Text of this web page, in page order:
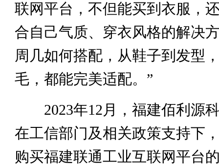
联网平台，不但能买到衣服，
合自己气质、穿衣风格的解决
周几如何搭配，从鞋子到发型
毛，都能完美适配。”
2023年12月，福建佰利源
在工信部门及相关政策支持下
购买福建联通工业互联网平台